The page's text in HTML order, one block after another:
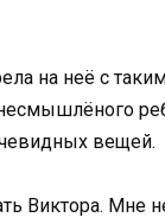
на неё с
вещей.
Виктора. Мне